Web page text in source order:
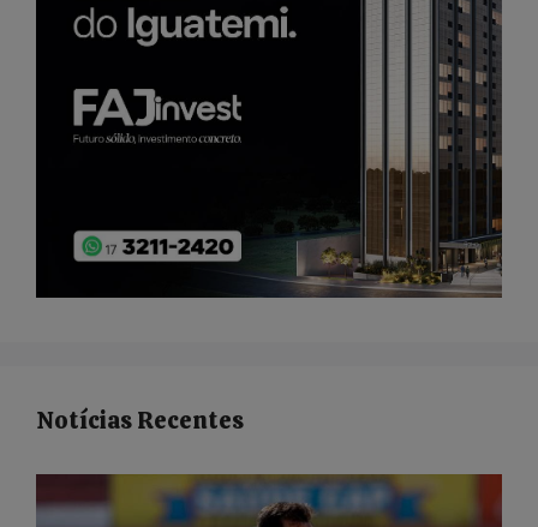
Notícias Recentes